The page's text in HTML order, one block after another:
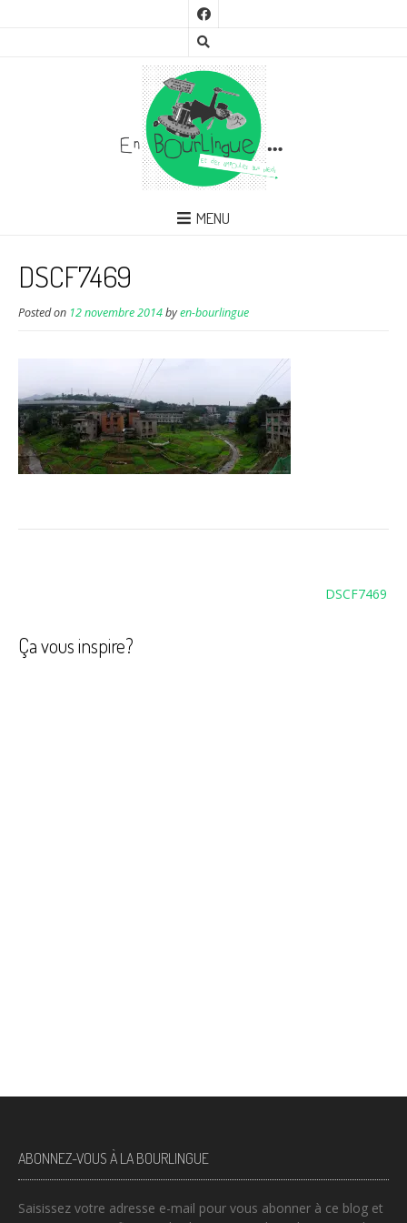
MENU
DSCF7469
Posted on 12 novembre 2014byen-bourlingue
DSCF7469
Ça vous inspire?
ABONNEZ-VOUS À LA BOURLINGUE
Saisissez votre adresse e-mail pour vous abonner à ce blog et